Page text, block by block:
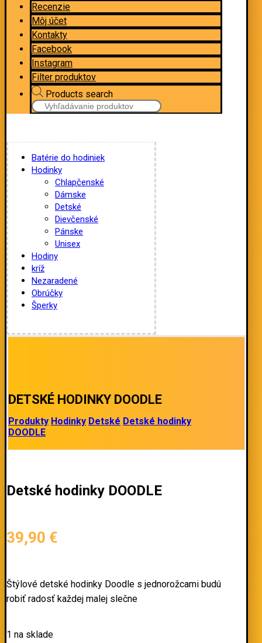
Recenzie
Môj účet
Kontakty
Facebook
Instagram
Filter produktov
Products search
Batérie do hodiniek
Hodinky
Chlapčenské
Dámske
Detské
Dievčenské
Pánske
Unisex
Hodiny
kríž
Nezaradené
Obrúčky
Šperky
DETSKÉ HODINKY DOODLE
Produkty Hodinky Detské Detské hodinky
DOODLE
Detské hodinky DOODLE
39,90 €
Štýlové detské hodinky Doodle s jednorožcami budú
robiť radosť každej malej slečne
1 na sklade